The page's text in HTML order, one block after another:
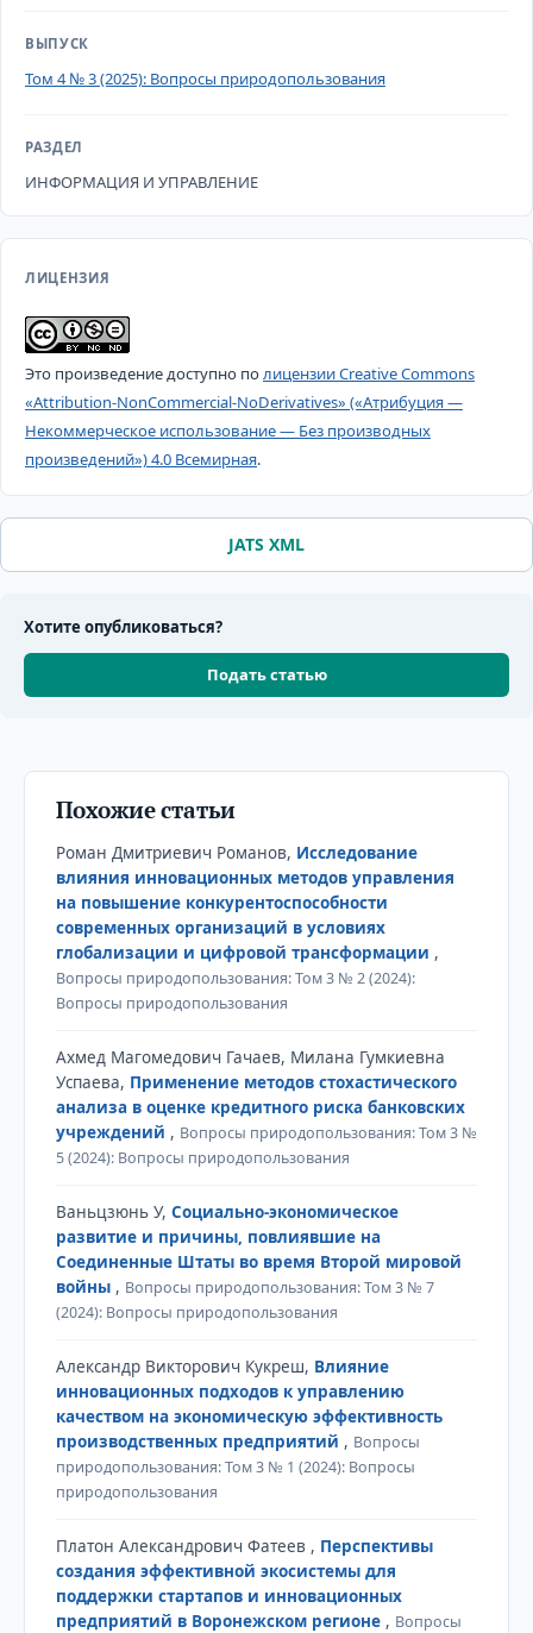
ВЫПУСК
Том 4 № 3 (2025): Вопросы природопользования
РАЗДЕЛ
ИНФОРМАЦИЯ И УПРАВЛЕНИЕ
ЛИЦЕНЗИЯ
Это произведение доступно полицензии Creative Commons
«Attribution-NonCommercial-NoDerivatives» («Атрибуция —
Некоммерческое использование — Без производных
произведений») 4.0 Всемирная.
JATS XML
Хотите опубликоваться?
Подать статью
Похожие статьи
Роман Дмитриевич Романов, Исследование
влияния инновационных методов управления
на повышение конкурентоспособности
современных организаций в условиях
глобализации и цифровой трансформации ,
Вопросы природопользования: Том 3 № 2 (2024):
Вопросы природопользования
Ахмед Магомедович Гачаев, Милана Гумкиевна
Успаева, Применение методов стохастического
анализа в оценке кредитного риска банковских
учреждений , Вопросы природопользования: Том 3 №
5 (2024): Вопросы природопользования
Ваньцзюнь У, Социально-экономическое
развитие и причины, повлиявшие на
Соединенные Штаты во время Второй мировой
войны , Вопросы природопользования: Том 3 № 7
(2024): Вопросы природопользования
Александр Викторович Кукреш, Влияние
инновационных подходов к управлению
качеством на экономическую эффективность
производственных предприятий , Вопросы
природопользования: Том 3 № 1 (2024): Вопросы
природопользования
Платон Александрович Фатеев , Перспективы
создания эффективной экосистемы для
поддержки стартапов и инновационных
предприятий в Воронежском регионе , Вопросы